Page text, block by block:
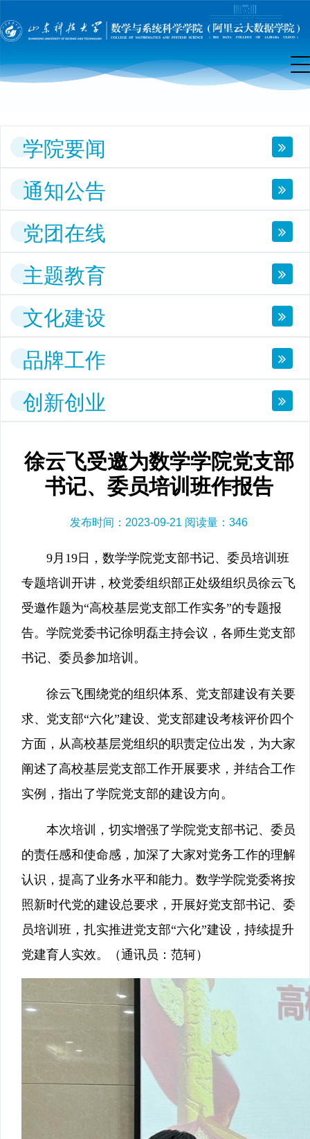
院
页
学院要闻
通知公告
党团在线
主题教育
文化建设
品牌工作
创新创业
徐云飞受邀为数学学院党支部
书记、委员培训班作报告
发布时间：2023-09-21 阅读量： 346
9月19日，数学学院党支部书记、委员培训班
专题培训开讲，校党委组织部正处级组织员徐云飞
受邀作题为“高校基层党支部工作实务”的专题报
告。学院党委书记徐明磊主持会议，各师生党支部
书记、委员参加培训。
徐云飞围绕党的组织体系、党支部建设有关要
求、党支部“六化”建设、党支部建设考核评价四个
方面，从高校基层党组织的职责定位出发，为大家
阐述了高校基层党支部工作开展要求，并结合工作
实例，指出了学院党支部的建设方向。
本次培训，切实增强了学院党支部书记、委员
的责任感和使命感，加深了大家对党务工作的理解
认识，提高了业务水平和能力。数学学院党委将按
照新时代党的建设总要求，开展好党支部书记、委
员培训班，扎实推进党支部“六化”建设，持续提升
党建育人实效。（通讯员：范轲）